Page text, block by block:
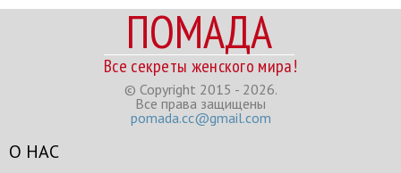
ПОМАДА
Все секреты женского мира!
© Copyright 2015 - 2026.
Все права защищены
pomada.cc@gmail.com
О НАС